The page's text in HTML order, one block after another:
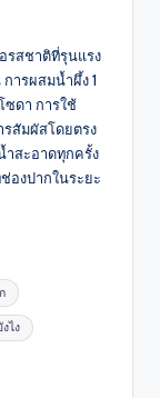
รสชาติที่รุนแรง
ารผสมน้ำผึ้ง 1
ดา การใช้
สัมผัสโดยตรง
สะอาดทุกครั้ง
องปากในระยะ
ไง